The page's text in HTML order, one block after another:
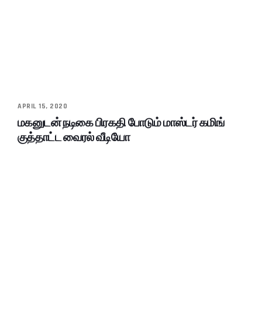
APRIL 15, 2020
மகனுடன் நடிகை பிரகதி போடும் மாஸ்டர் கமிங்
குத்தாட்ட வைரல் வீடியோ